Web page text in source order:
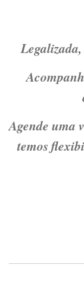
Agende uma
temos